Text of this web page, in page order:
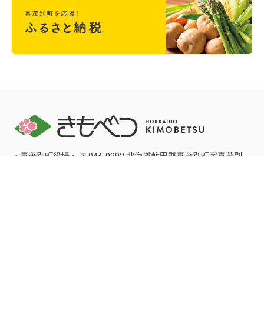
＜喜茂別町役場＞ 〒044-0292 北海道虻田郡喜茂別町字喜茂別